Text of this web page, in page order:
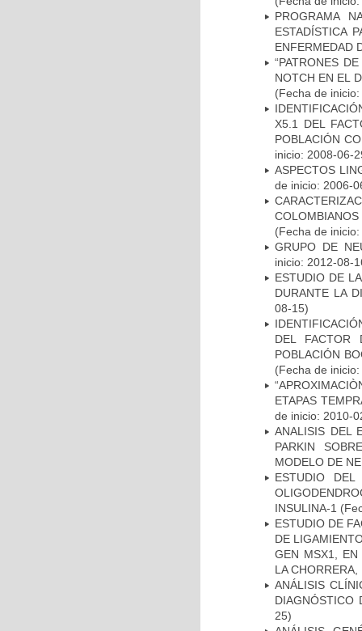
PROGRAMA
ESTADÍSTICA
ENFERMEDAD
“PATRONES
NOTCH EN EL
(Fecha de
X5.1 DEL
POBLACIÓN
inicio: 2008-06-
ASPECTOS
de inicio: 2006-
(Fecha de
GRUPO DE
inicio: 2012-08-
ESTUDIO DE
DURANTE LA
08-15)
DEL FACTOR
POBLACIÓN
(Fecha de
ETAPAS
de inicio: 2010-
ANALISIS DEL
PARKIN
MODELO DE
ESTUDIO
INSULINA-1
ESTUDIO DE
DE
GEN MSX1, EN
LA
ANÁLISIS
DIAGNÓSTICO
25)